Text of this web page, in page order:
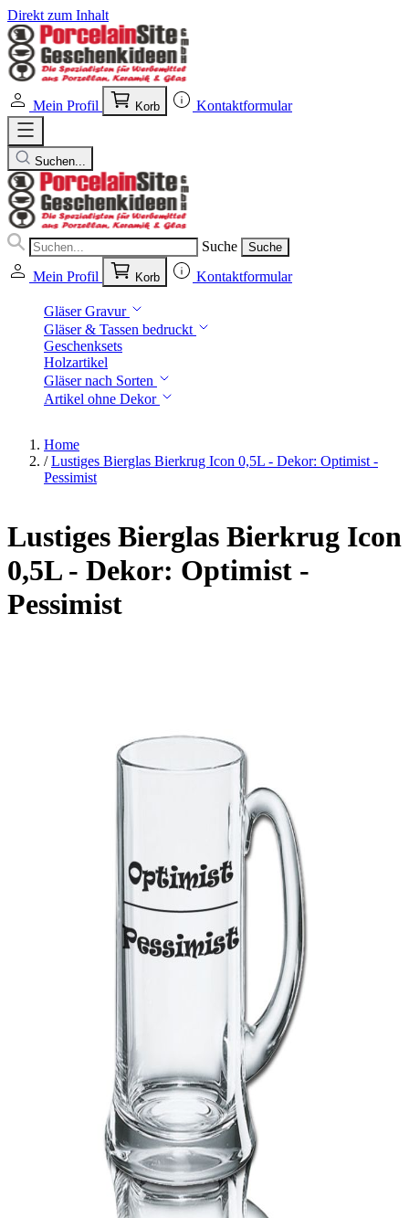
Direkt zum Inhalt
Mein Profil Korb Kontaktformular
Suchen...
Suche Suche
Mein Profil Korb Kontaktformular
Gläser Gravur
Gläser & Tassen bedruckt
Geschenksets
Holzartikel
Gläser nach Sorten
Artikel ohne Dekor
Home
/ Lustiges Bierglas Bierkrug Icon 0,5L - Dekor: Optimist -
Pessimist
Lustiges Bierglas Bierkrug Icon
0,5L - Dekor: Optimist -
Pessimist